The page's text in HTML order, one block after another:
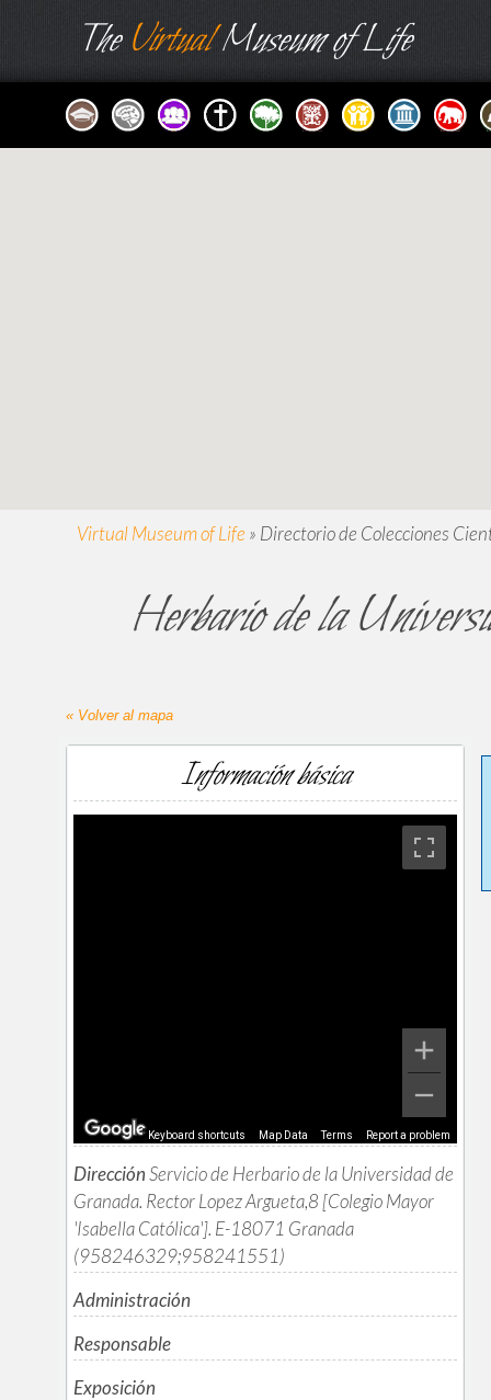
TheVirtualMuseum of Life
Virtual Museum of Life » Directorio de Colecciones
Herbario de la
« Volver al mapa
Información básica
Keyboard shortcuts Map Data Terms Report a problem
DirecciónServicio de Herbario de la Universidad de
Granada. Rector Lopez Argueta,8 [Colegio Mayor
'Isabella Católica']. E-18071 Granada
(958246329;958241551)
Administración
Responsable
Exposición